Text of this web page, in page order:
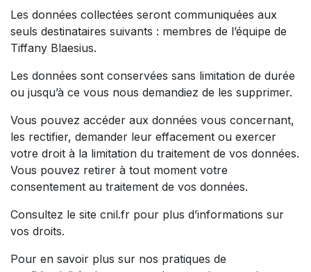
Les données collectées seront communiquées aux
seuls destinataires suivants : membres de l’équipe de
Tiffany Blaesius.
Les données sont conservées sans limitation de durée
ou jusqu’à ce vous nous demandiez de les supprimer.
Vous pouvez accéder aux données vous concernant,
les rectifier, demander leur effacement ou exercer
votre droit à la limitation du traitement de vos données.
Vous pouvez retirer à tout moment votre
consentement au traitement de vos données.
Consultez le site cnil.fr pour plus d’informations sur
vos droits.
Pour en savoir plus sur nos pratiques de